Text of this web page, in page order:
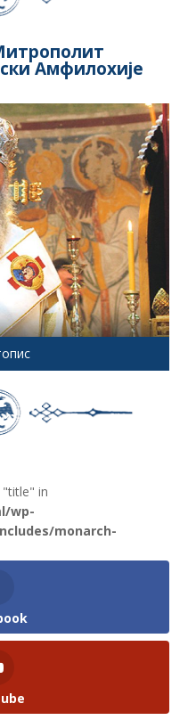
Амфилохије
"title" in
wp-
monarch-